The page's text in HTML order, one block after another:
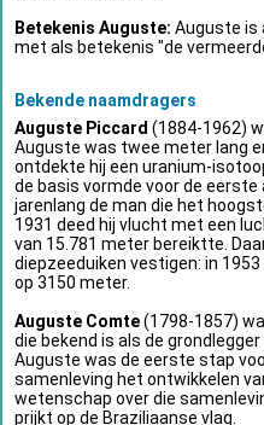
Betekenis Auguste: Auguste is
met als betekenis "de
Bekende naamdragers
Auguste Piccard (1884-1962)
Auguste was twee meter lang
ontdekte hij een uranium-
de basis vormde voor de
jarenlang de man die het
1931 deed hij vlucht met een
van 15.781 meter bereiktte.
diepzeeduiken vestigen: in
op 3150 meter.
Auguste Comte(1798-1857)
die bekend is als de
Auguste was de eerste stap
samenleving het ontwikkelen
wetenschap over die
prijkt op de Braziliaanse vlag.